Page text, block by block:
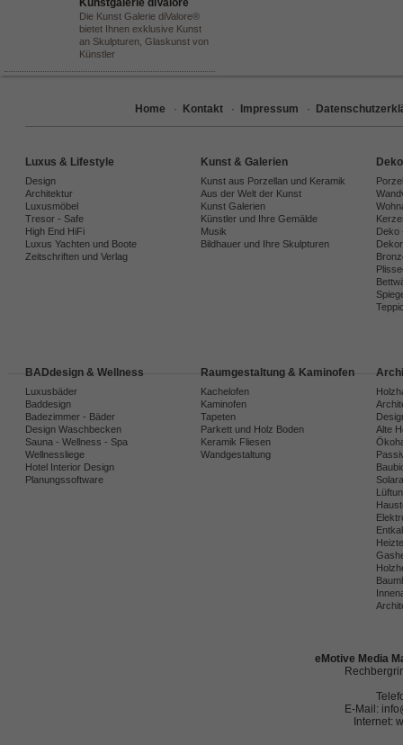
Kunstgalerie diValore
Die Kunst Galerie diValore®
bietet Ihnen exklusive Kunst
an Skulpturen, Glaskunst von
Künstler
Home · Kontakt · Impressum ·
Luxus & Lifestyle
Design
Architektur
Luxusmöbel
Tresor - Safe
High End HiFi
Luxus Yachten und Boote
Zeitschriften und Verlag
Kunst & Galerien
Kunst aus Porzellan und Keramik
Aus der Welt der Kunst
Kunst Galerien
Künstler und Ihre Gemälde
Musik
Bildhauer und Ihre Skulpturen
Deko
BADdesign & Wellness
Luxusbäder
Baddesign
Badezimmer - Bäder
Design Waschbecken
Sauna - Wellness - Spa
Wellnessliege
Hotel Interior Design
Planungssoftware
Raumgestaltung & Kaminofen
Kachelofen
Kaminofen
Tapeten
Parkett und Holz Boden
Keramik Fliesen
Wandgestaltung
Alte
eMotive Media
E-Mail:
Internet: